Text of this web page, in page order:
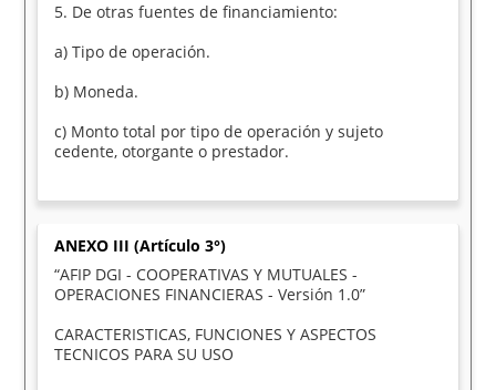
5. De otras fuentes de financiamiento:
a) Tipo de operación.
b) Moneda.
c) Monto total por tipo de operación y sujeto
cedente, otorgante o prestador.
ANEXO III (Artículo 3°)
“AFIP DGI - COOPERATIVAS Y MUTUALES -
OPERACIONES FINANCIERAS - Versión 1.0”
CARACTERISTICAS, FUNCIONES Y ASPECTOS
TECNICOS PARA SU USO